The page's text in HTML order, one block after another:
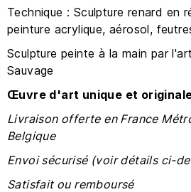
Technique : Sculpture renard en
peinture acrylique, aérosol,
Sculpture peinte à la main par
Sauvage
Œuvre d'art unique et
Livraison offerte en France
Belgique
Envoi sécurisé (voir détails ci-
Satisfait ou remboursé